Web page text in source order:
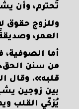
تُحترم، وأن
وللزوج حقوق
العمر،
أما الصوفية،
من سنن الحق،
قلبه». وقال
بين زوجين
يُزكّي القلب